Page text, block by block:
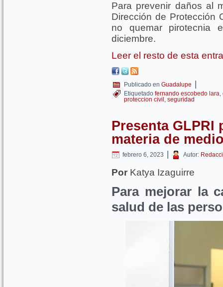
Para prevenir daños al
Dirección de Protección
no quemar
diciembre.
Leer el resto de esta
Publicado en Guadalupe |
Etiquetado fernando escobedo lara,
proteccion civil , seguridad
Presenta GLPRI
materia de
febrero 6, 2023 | Autor:
Por Katya Izaguirre
Para mejorar la
salud de las